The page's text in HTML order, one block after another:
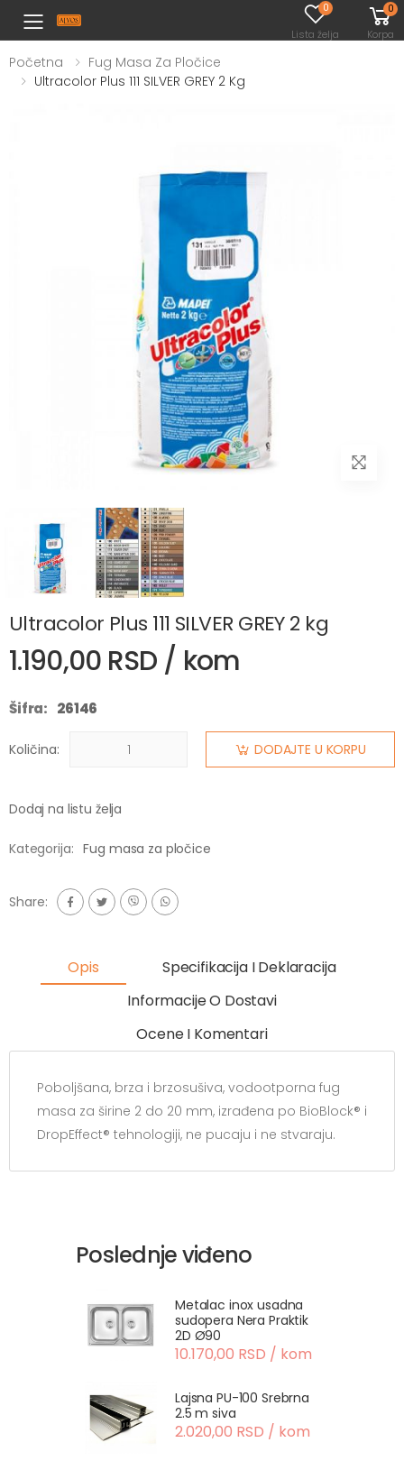
Toggle mobile menu
0
Lista želja
0
Korpa
Početna
Fug Masa Za Pločice
Ultracolor Plus 111 SILVER GREY 2 Kg
Ultracolor Plus 111 SILVER GREY 2 kg
1.190,00 RSD / kom
Šifra: 26146
Količina: DODAJTE U KORPU
Dodaj na listu želja
Kategorija: Fug masa za pločice
Share:
Opis
Specifikacija I Deklaracija
Informacije O Dostavi
Ocene I Komentari
Poboljšana, brza i brzosušiva, vodootporna fug
masa za širine 2 do 20 mm, izrađena po BioBlock® i
DropEffect® tehnologiji, ne pucaju i ne stvaraju.
Poslednje viđeno
Metalac inox usadna
sudopera Nera Praktik
2D Ø90
10.170,00 RSD / kom
Lajsna PU-100 Srebrna
2.5 m siva
2.020,00 RSD / kom